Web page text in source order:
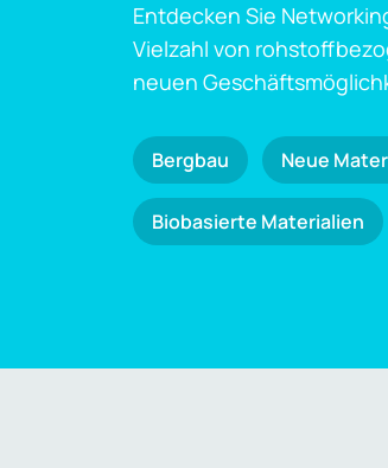
Entdecken Sie
Vielzahl von
neuen
Bergbau Neue
Biobasierte Materialien